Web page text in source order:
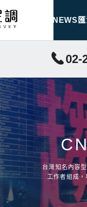
CNEWS匯
02-
台灣知名內容
工作者組成